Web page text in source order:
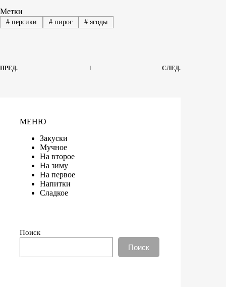
Метки
#персики #пирог # ягоды
ПРЕД. СЛЕД.
МЕНЮ
Закуски
Мучное
На второе
На зиму
На первое
Напитки
Сладкое
Поиск
Поиск